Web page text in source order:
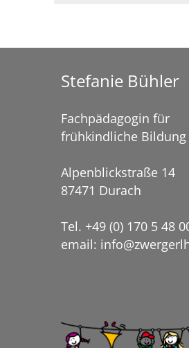
Stefanie Bühler
Fachpädagogin für
frühkindliche Bildung
Alpenblickstraße 14
87471 Durach
Tel. +49 (0) 170 5 48
email: